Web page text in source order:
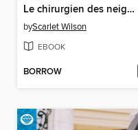
Le chirurgien des neiges--Passion en Afrique
byScarlet Wilson
EBOOK
BORROW